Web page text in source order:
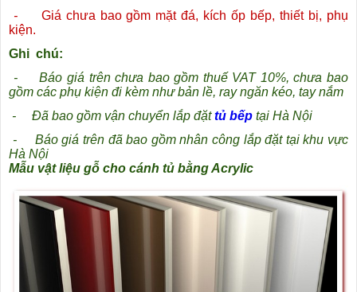
-
Giá chưa bao gồm mặt đá, kích ốp bếp, thiết bị, phụ
kiện.
Ghi chú:
-
Báo giá trên chưa bao gồm thuế VAT 10%, chưa bao
gồm các phụ kiện đi kèm như bản lề, ray ngăn kéo, tay nắm
-
Đã bao gồm vận chuyển lắp đặttủ bếp tại Hà Nội
-
Báo giá trên đã bao gồm nhân công lắp đặt tại khu vực
Hà Nội
Mẫu vật liệu gỗ cho cánh tủ bằng Acrylic